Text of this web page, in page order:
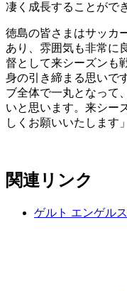
凄く成長することがで
徳島の皆さまはサッカ
あり、雰囲気も非常に
督として来シーズンも
身の引き締まる思いで
ブ全体で一丸となって
いと思います。来シー
しくお願いいたします」
関連リンク
ゲルト エンゲル